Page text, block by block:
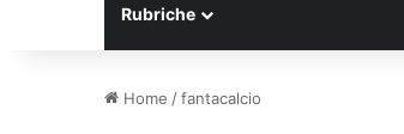
Rubriche
Home /fantacalcio